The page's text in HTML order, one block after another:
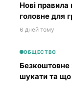
Нові правила
головне для
6 дней тому
ОБЩЕСТВО
Безкоштовне
шукати та що